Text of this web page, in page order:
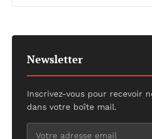
Newsletter
Inscrivez-vous pour recevoir
dans votre boîte mail.